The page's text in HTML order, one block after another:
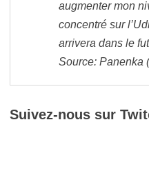
augmenter mon
concentré sur
arrivera dans le
Source: Panenka
Suivez-nous sur